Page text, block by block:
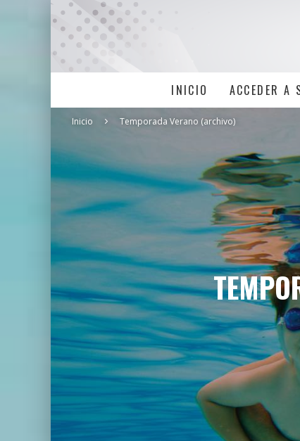
INICIO ACCEDER A
Inicio Temporada Verano (archivo)